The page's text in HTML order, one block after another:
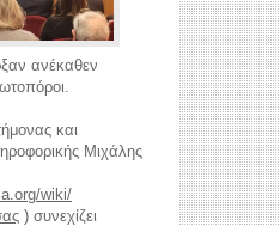
ανέκαθεν
και
Μιχάλης
wiki/
) συνεχίζει